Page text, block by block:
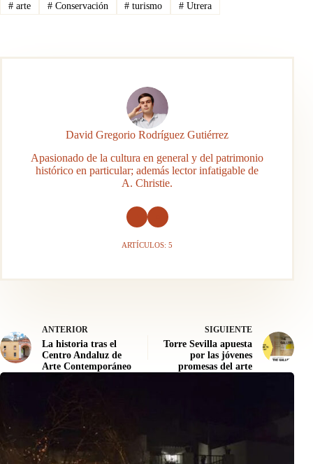
#arte #Conservación # turismo # Utrera
David Gregorio Rodríguez Gutiérrez
Apasionado de la cultura en general y del patrimonio
histórico en particular; además lector infatigable de
A. Christie.
ARTÍCULOS: 5
ANTERIOR
La historia tras el
Centro Andaluz de
Arte Contemporáneo
SIGUIENTE
Torre Sevilla apuesta
por las jóvenes
promesas del arte